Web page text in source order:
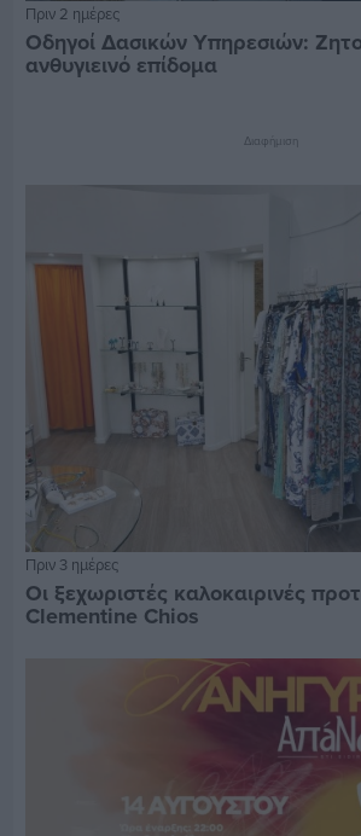
Πριν 2 ημέρες
Οδηγοί Δασικών Υπηρεσιών:
ανθυγιεινό επίδομα
Διαφήμιση
Πριν 3 ημέρες
Οι ξεχωριστές καλοκαιρινές
Clementine Chios